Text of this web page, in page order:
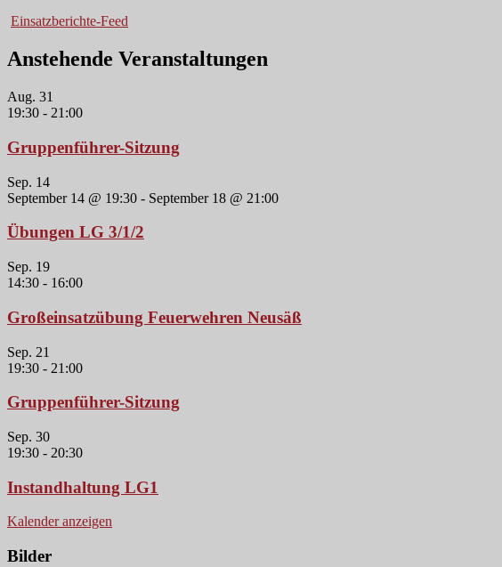
Einsatzberichte-Feed
Anstehende Veranstaltungen
Aug. 31
19:30 - 21:00
Gruppenführer-Sitzung
Sep. 14
September 14 @ 19:30 - September 18 @ 21:00
Übungen LG 3/1/2
Sep. 19
14:30 - 16:00
Großeinsatzübung Feuerwehren Neusäß
Sep. 21
19:30 - 21:00
Gruppenführer-Sitzung
Sep. 30
19:30 - 20:30
Instandhaltung LG1
Kalender anzeigen
Bilder